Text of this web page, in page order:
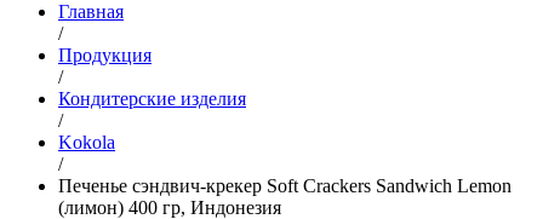
Главная
/
Продукция
/
Кондитерские изделия
/
Kokola
/
Печенье сэндвич-крекер Soft Crackers Sandwich Lemon
(лимон) 400 гр, Индонезия